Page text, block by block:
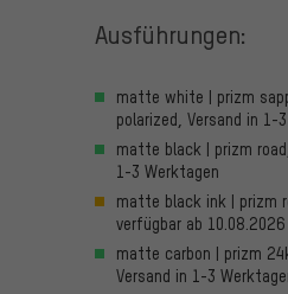
Ausführungen:
matte white | prizm
polarized, Versand in 1-
matte black | prizm
1-3 Werktagen
matte black ink | prizm
verfügbar ab 10.08.2026
matte carbon | prizm
Versand in 1-3